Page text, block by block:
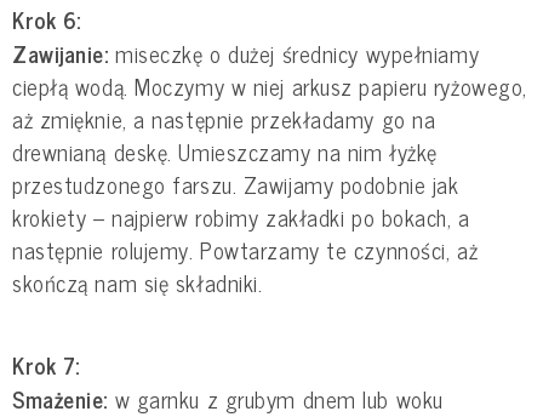
Krok 6:
Zawijanie: miseczkę o dużej średnicy wypełniamy
ciepłą wodą. Moczymy w niej arkusz papieru ryżowego,
aż zmięknie, a następnie przekładamy go na
drewnianą deskę. Umieszczamy na nim łyżkę
przestudzonego farszu. Zawijamy podobnie jak
krokiety – najpierw robimy zakładki po bokach, a
następnie rolujemy. Powtarzamy te czynności, aż
skończą nam się składniki.
Krok 7:
Smażenie: w garnku z grubym dnem lub woku